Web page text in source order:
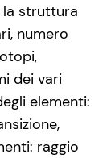
la struttura
numero
dei vari
elementi:
raggio